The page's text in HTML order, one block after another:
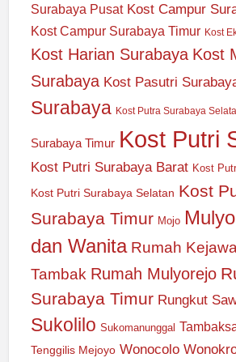
Surabaya Pusat Kost Campur
Kost Campur Surabaya Timur Kost
Kost Harian Surabaya Kost
Surabaya Kost Pasutri
Surabaya Kost Putra Surabaya
Surabaya Timur Kost Putri
Kost Putri Surabaya Barat Kost
Kost Putri Surabaya Selatan Kost
Surabaya Timur Mojo
dan Wanita Rumah
Tambak Rumah Mulyorejo
Surabaya Timur Rungkut
Sukolilo Sukomanunggal
Tenggilis Mejoyo Wonocolo